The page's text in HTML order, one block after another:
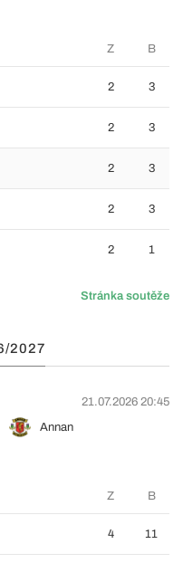
Z B
2 3
2 3
2 3
2 3
2 1
Stránka soutěže
2027
21.07.2026 20:45
Annan
Z B
4 11